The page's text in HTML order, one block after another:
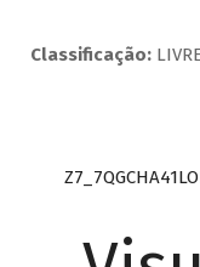
Classificação: